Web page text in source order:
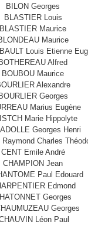
BILON Georges
BLASTIER Louis
BLASTIER Maurice
Maurice
Louis Etienne
BOTHEREAU Alfred
BOUBOU Maurice
Alexandre
BOURLIER Georges
Marius Eugène
Marie Hippolyte
Georges Henri
Raymond Charles
CENT Emile André
CHAMPION Jean
Paul Edouard
Edmond
Georges
Georges
Léon Paul